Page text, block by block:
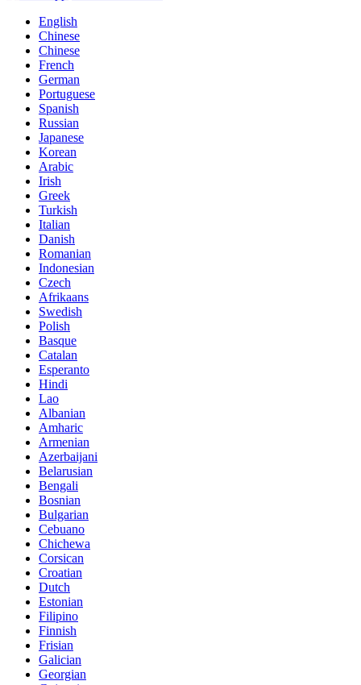
English
Chinese
Chinese
French
German
Portuguese
Spanish
Russian
Japanese
Korean
Arabic
Irish
Greek
Turkish
Italian
Danish
Romanian
Indonesian
Czech
Afrikaans
Swedish
Polish
Basque
Catalan
Esperanto
Hindi
Lao
Albanian
Amharic
Armenian
Azerbaijani
Belarusian
Bengali
Bosnian
Bulgarian
Cebuano
Chichewa
Corsican
Croatian
Dutch
Estonian
Filipino
Finnish
Frisian
Galician
Georgian